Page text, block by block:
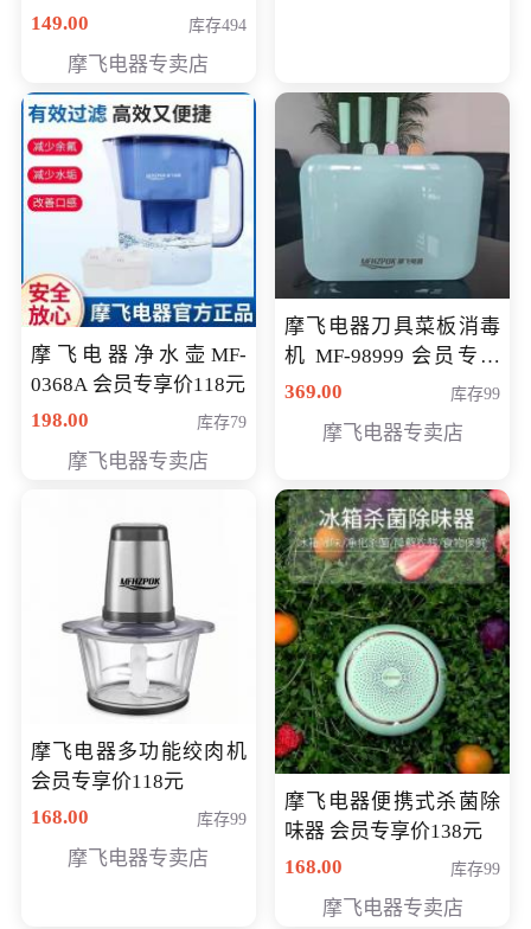
149.00
库存494
摩飞电器专卖店
摩飞电器净水壶MF-
0368A 会员专享价118元
198.00
库存79
摩飞电器专卖店
摩飞电器刀具菜板消毒
机 MF-98999 会员专享
价286元
369.00 库存99
摩飞电器专卖店
摩飞电器多功能绞肉机
会员专享价118元
168.00
库存99
摩飞电器专卖店
摩飞电器便携式杀菌除
味器 会员专享价138元
168.00
库存99
摩飞电器专卖店